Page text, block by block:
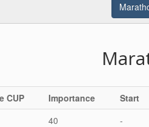
CUP Importance
Start
40 -